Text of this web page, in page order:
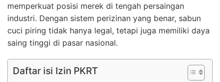
memperkuat posisi merek di tengah persaingan
industri. Dengan sistem perizinan yang benar, sabun
cuci piring tidak hanya legal, tetapi juga memiliki daya
saing tinggi di pasar nasional.
Daftar isi Izin PKRT